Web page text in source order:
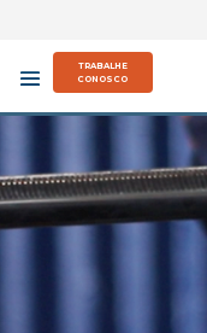
TRABALHE
CONOSCO